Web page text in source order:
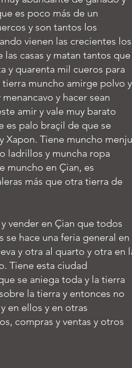
es poco más de un
y son tantos los
vienen las crecientes los
casas y matan tantos que
y quarenta mil cueros para
muncho amirge polvo y
y hacer sean
amir y vale muy barato
es palo braçil de que se
Xapon. Tiene muncho
ladrillos y muncha ropa
muncho en Çian, es
más que otra tierra de
vender en Çian que todos
se hace una feria general en
y otra al quarto y otra en
Tiene esta ciudad
se aniega toda y la tierra
la tierra y entonces no
en ellos y en otras
compras y ventas y otros